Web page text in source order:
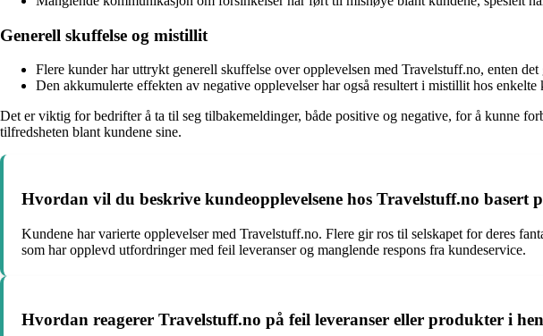
Generell skuffelse og mistillit
Flere kunder har uttrykt generell skuffelse over opplevelsen med Travelstuff.no, enten
Den akkumulerte effekten av negative opplevelser har også resultert i mistillit hos
Det er viktig for bedrifter å ta til seg tilbakemeldinger, både positive og negative, for å kunne
tilfredsheten blant kundene sine.
Hvordan vil du beskrive kundeopplevelsene hos Travelstuff.no basert
Kundene har varierte opplevelser med Travelstuff.no. Flere gir ros til selskapet for deres
som har opplevd utfordringer med feil leveranser og manglende respons fra kundeservice.
Hvordan reagerer Travelstuff.no på feil leveranser eller produkter i